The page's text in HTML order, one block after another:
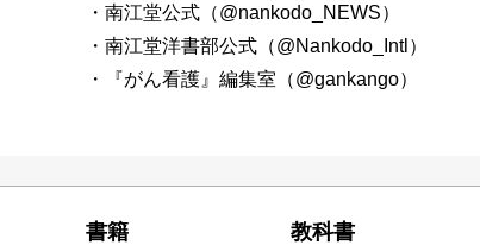
・南江堂公式（@nankodo_NEWS）
・南江堂洋書部公式（@Nankodo_Intl）
・『がん看護』編集室（@gankango）
書籍 教科書